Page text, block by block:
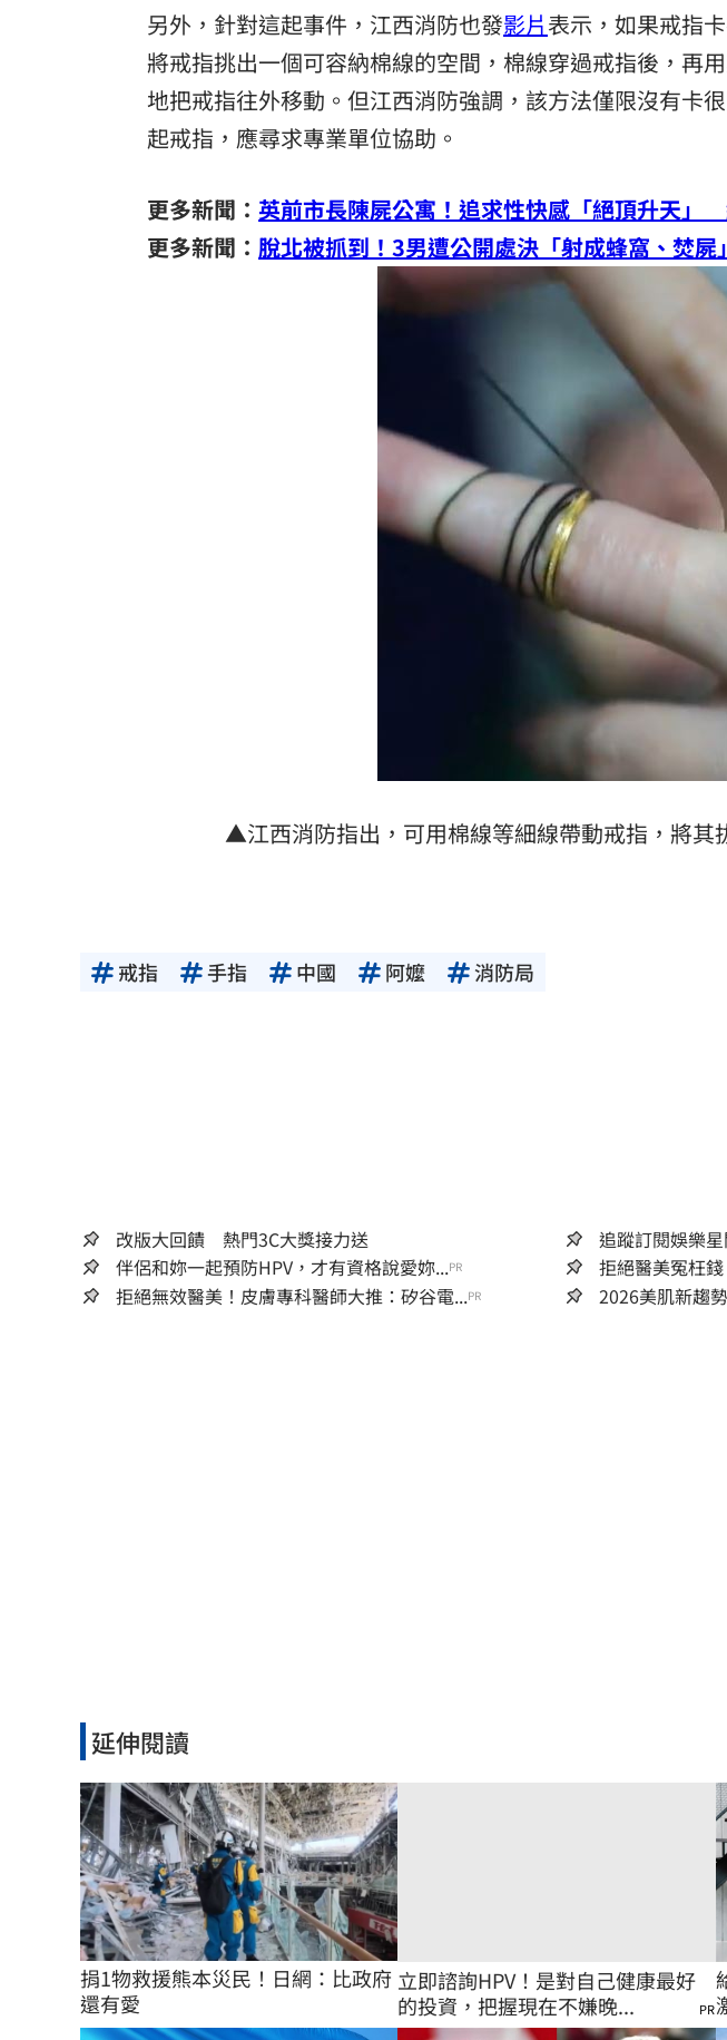
另外，針對這起事件，江西消防也發影片表示，如果戒指
將戒指挑出一個可容納棉線的空間，棉線穿過戒指後，再
地把戒指往外移動。但江西消防強調，該方法僅限沒有卡
起戒指，應尋求專業單位協助。
更多新聞： 英前市長陳屍公寓！追求性快感「絕頂升天
更多新聞： 脫北被抓到！3男遭公開處決「射成蜂窩、焚
▲江西消防指出，可用棉線等細線帶動戒指，將其
戒指 手指 中國 阿嬤 消防局
改版大回饋 熱門3C大獎接力送
追蹤訂閱娛樂
伴侶和妳一起預防HPV，才有資格說愛妳...PR 拒絕醫美冤枉
拒絕無效醫美！皮膚專科醫師大推：矽谷電...PR 2026美肌新趨
延伸閱讀
捐1物救援熊本災民！日網：比政府
還有愛
立即諮詢HPV！是對自己健康最好
的投資，把握現在不嫌晚...
PR